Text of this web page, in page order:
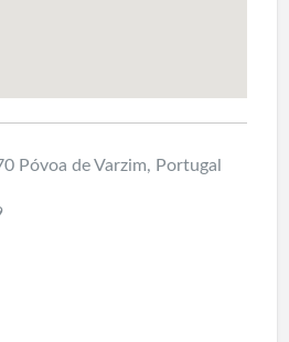
Póvoa de Varzim, Portugal